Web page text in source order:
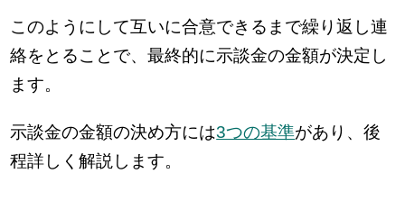
このようにして互いに合意できるまで繰り返し連
絡をとることで、最終的に示談金の金額が決定し
ます。
示談金の金額の決め方には3つの基準があり、後
程詳しく解説します。